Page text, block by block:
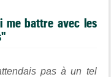
me battre avec les
pas à un tel